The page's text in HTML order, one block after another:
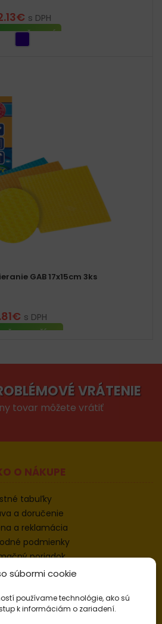
súbormi cookie
používame technológie, ako sú
k informáciám o zariadení.
€ s DPH
MOŽNOSTÍ
GAB 17x15cm 3ks
€ s DPH
DO KOŠÍKA
VRÁTENIE
tovar môžete vrátiť
O NÁKUPE
tabuľky
a doručenie
a reklamácia
podmienky
poriadok
od zmluvy
cookies